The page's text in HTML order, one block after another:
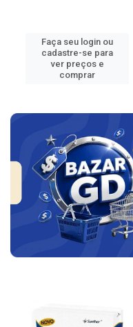
Faça seu login ou
cadastre-se para
ver preços e
comprar